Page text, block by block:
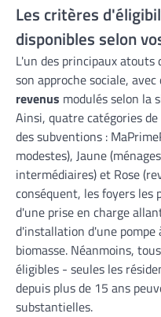
Les critères
disponibles selon
L'un des principaux atouts
son approche sociale, avec
revenus modulés selon la
Ainsi, quatre catégories
des subventions :
modestes), Jaune
intermédiaires) et Rose
conséquent, les foyers les
d'une prise en charge
d'installation d'une pompe
biomasse. Néanmoins,
éligibles - seules les
depuis plus de 15 ans
substantielles.